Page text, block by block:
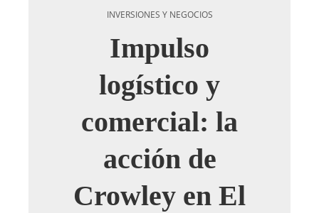
INVERSIONES Y NEGOCIOS
Impulso
logístico y
comercial: la
acción de
Crowley en El